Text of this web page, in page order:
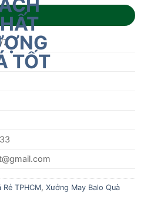
7
TPHCM, Xưởng May Balo Quà